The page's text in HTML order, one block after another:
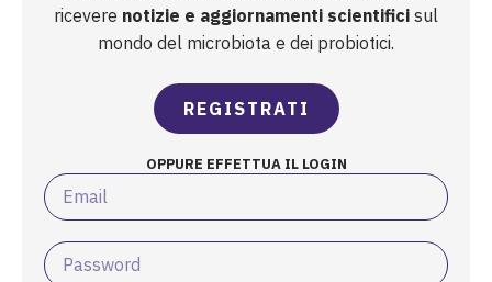
ricevere notizie e aggiornamenti scientifici sul
mondo del microbiota e dei probiotici.
REGISTRATI
OPPURE EFFETTUA IL LOGIN